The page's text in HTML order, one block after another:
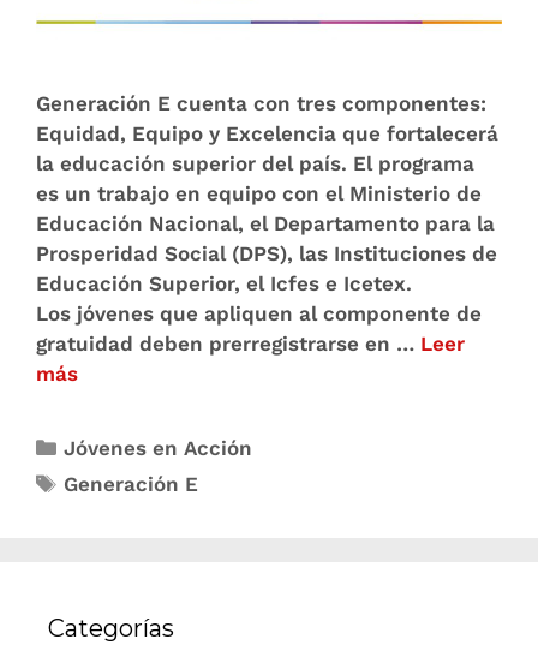
Generación E cuenta con tres componentes:
Equidad, Equipo y Excelencia que fortalecerá
la educación superior del país. El programa
es un trabajo en equipo con el Ministerio de
Educación Nacional, el Departamento para la
Prosperidad Social (DPS), las Instituciones de
Educación Superior, el Icfes e Icetex.
Los jóvenes que apliquen al componente de
gratuidad deben prerregistrarse en … Leer
más
Jóvenes en Acción
Generación E
Categorías